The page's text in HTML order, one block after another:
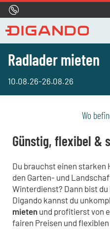
Radlader mieten
10.08.26-26.08.26
Wo
Günstig, flexibel &
Du brauchst einen starken
den Garten- und
Winterdienst? Dann bist
Digando kannst du
mietenund profitierst von
fairen Preisen und